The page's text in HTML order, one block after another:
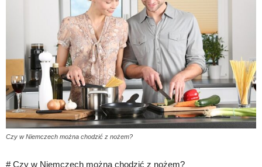
Czy w Niemczech można chodzić z nożem?
# Czy w Niemczech można chodzić z nożem?